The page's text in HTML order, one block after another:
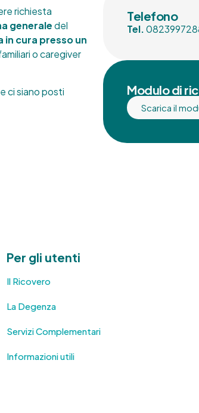
richiesta
generaledel
in cura presso un
o caregiver
ci siano posti
Telefono
Tel.
Modulo di
Scarica il
Per gli utenti
Il Ricovero
La Degenza
Servizi Complementari
Informazioni utili